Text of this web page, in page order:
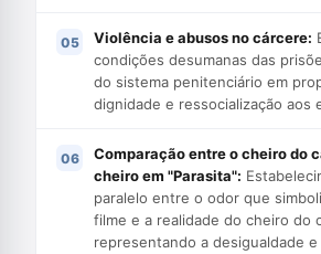
Violência e abusos no cárcere:
condições desumanas das
do sistema penitenciário em
dignidade e ressocialização aos
Comparação entre o cheiro do
cheiro em "Parasita":
paralelo entre o odor que
filme e a realidade do cheiro do
representando a desigualdade e